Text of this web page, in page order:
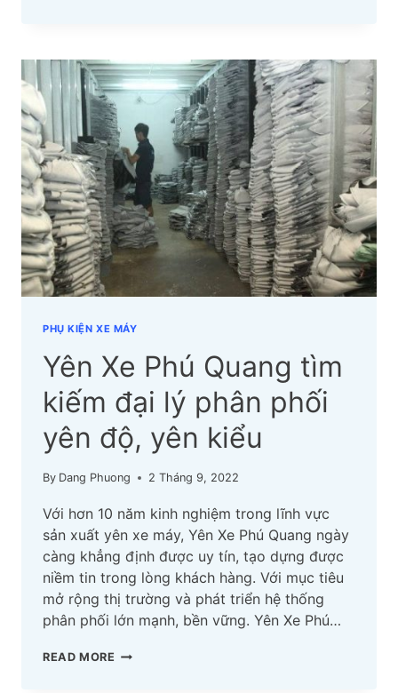
MÁY,
BỌC
YÊN
XE
MÁY
LẤY
NGUỒN
Ở
ĐÂU
TỐT
NHẤT?
PHỤ KIỆN XE MÁY
Yên Xe Phú Quang tìm
kiếm đại lý phân phối
yên độ, yên kiểu
By Dang Phuong 2 Tháng 9, 2022
Với hơn 10 năm kinh nghiệm trong lĩnh vực
sản xuất yên xe máy, Yên Xe Phú Quang ngày
càng khẳng định được uy tín, tạo dựng được
niềm tin trong lòng khách hàng. Với mục tiêu
mở rộng thị trường và phát triển hệ thống
phân phối lớn mạnh, bền vững. Yên Xe Phú…
READ MORE YÊN